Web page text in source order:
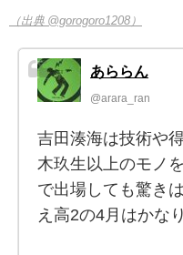
（出典 @gorogoro1208）
あららん
@arara_ran
吉田湊海は技術や
木玖生以上のモノ
で出場しても驚き
え高2の4月はかな